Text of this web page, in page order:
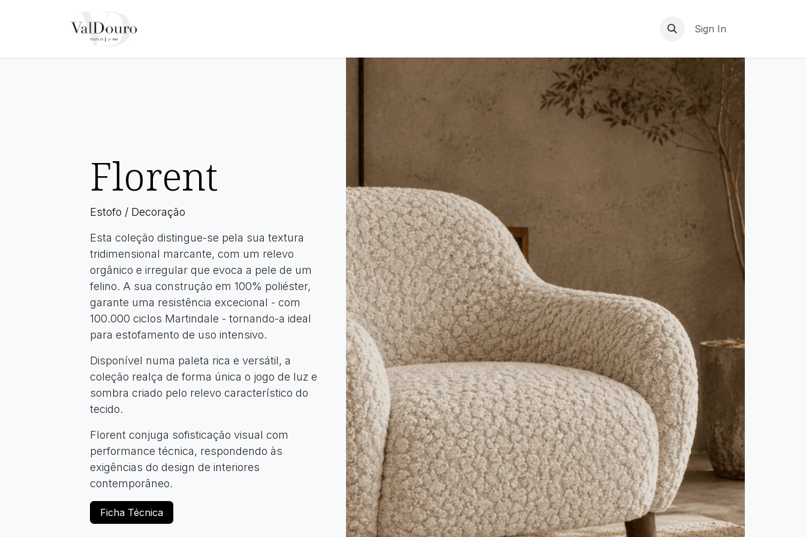
Sign In
Florent
Estofo / Decoração
Esta coleção distingue-se pela sua textura
tridimensional marcante, com um relevo
orgânico e irregular que evoca a pele de um
felino. A sua construção em 100% poliéster,
garante uma resistência excecional - com
100.000 ciclos Martindale - tornando-a ideal
para estofamento de uso intensivo.
Disponível numa paleta rica e versátil, a
coleção realça de forma única o jogo de luz e
sombra criado pelo relevo característico do
tecido.
Florent conjuga sofisticação visual com
performance técnica, respondendo às
exigências do design de interiores
contemporâneo.
Ficha Técnica